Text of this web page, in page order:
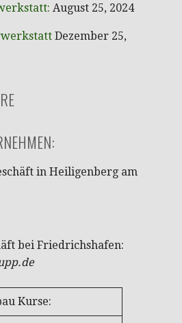
August 25, 2024
Dezember 25,
in Heiligenberg am
bei Friedrichshafen:
Kurse: